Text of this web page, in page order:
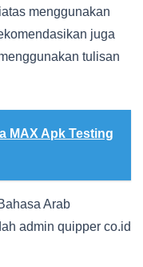
menggunakan
juga
tulisan
MAX Apk Testing
Arab
admin quipper co.id